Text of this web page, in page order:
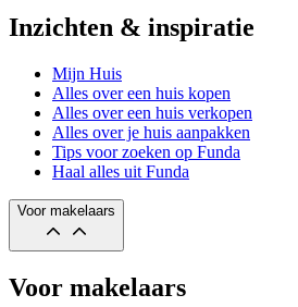
Inzichten & inspiratie
Mijn Huis
Alles over een huis kopen
Alles over een huis verkopen
Alles over je huis aanpakken
Tips voor zoeken op Funda
Haal alles uit Funda
Voor makelaars
Voor makelaars